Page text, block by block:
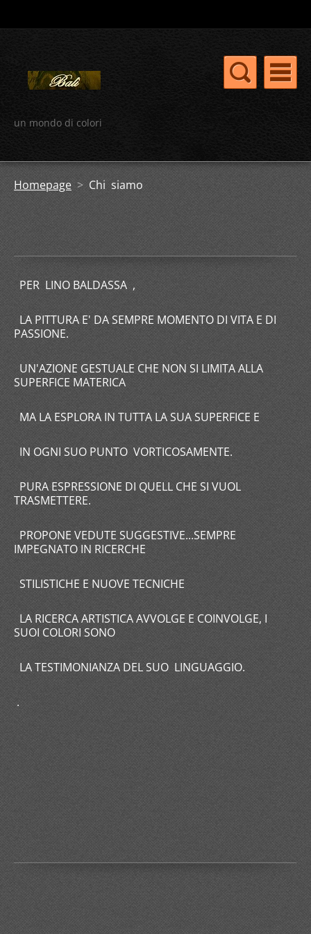
un mondo di colori
Homepage >Chi siamo
PER LINO BALDASSA ,
LA PITTURA E' DA SEMPRE MOMENTO DI VITA E DI
PASSIONE.
UN'AZIONE GESTUALE CHE NON SI LIMITA ALLA
SUPERFICE MATERICA
MA LA ESPLORA IN TUTTA LA SUA SUPERFICE E
IN OGNI SUO PUNTO VORTICOSAMENTE.
PURA ESPRESSIONE DI QUELL CHE SI VUOL
TRASMETTERE.
PROPONE VEDUTE SUGGESTIVE...SEMPRE
IMPEGNATO IN RICERCHE
STILISTICHE E NUOVE TECNICHE
LA RICERCA ARTISTICA AVVOLGE E COINVOLGE, I
SUOI COLORI SONO
LA TESTIMONIANZA DEL SUO LINGUAGGIO.
.